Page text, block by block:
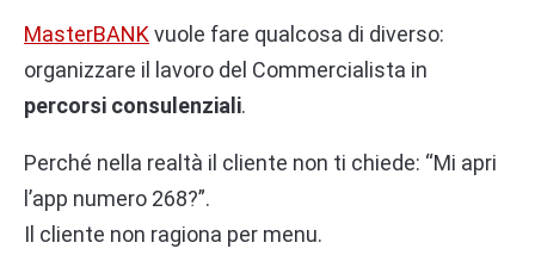
MasterBANK vuole fare qualcosa di diverso:
organizzare il lavoro del Commercialista in
percorsi consulenziali.
Perché nella realtà il cliente non ti chiede: “Mi apri
l’app numero 268?”.
Il cliente non ragiona per menu.